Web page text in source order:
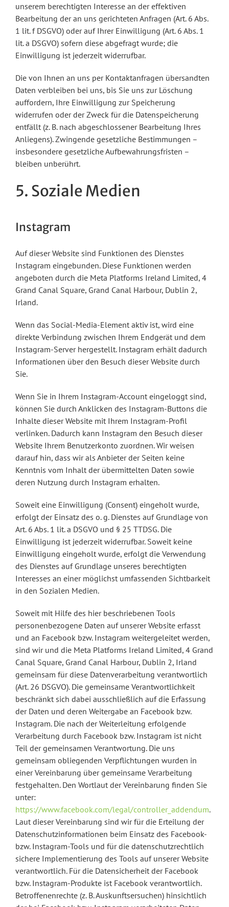
unserem berechtigten Interesse an der effektiven
Bearbeitung der an uns gerichteten Anfragen (Art. 6 Abs.
1 lit. f DSGVO) oder auf Ihrer Einwilligung (Art. 6 Abs. 1
lit. a DSGVO) sofern diese abgefragt wurde; die
Einwilligung ist jederzeit widerrufbar.
Die von Ihnen an uns per Kontaktanfragen übersandten
Daten verbleiben bei uns, bis Sie uns zur Löschung
auffordern, Ihre Einwilligung zur Speicherung
widerrufen oder der Zweck für die Datenspeicherung
entfällt (z. B. nach abgeschlossener Bearbeitung Ihres
Anliegens). Zwingende gesetzliche Bestimmungen –
insbesondere gesetzliche Aufbewahrungsfristen –
bleiben unberührt.
5. Soziale Medien
Instagram
Auf dieser Website sind Funktionen des Dienstes
Instagram eingebunden. Diese Funktionen werden
angeboten durch die Meta Platforms Ireland Limited, 4
Grand Canal Square, Grand Canal Harbour, Dublin 2,
Irland.
Wenn das Social-Media-Element aktiv ist, wird eine
direkte Verbindung zwischen Ihrem Endgerät und dem
Instagram-Server hergestellt. Instagram erhält dadurch
Informationen über den Besuch dieser Website durch
Sie.
Wenn Sie in Ihrem Instagram-Account eingeloggt sind,
können Sie durch Anklicken des Instagram-Buttons die
Inhalte dieser Website mit Ihrem Instagram-Profil
verlinken. Dadurch kann Instagram den Besuch dieser
Website Ihrem Benutzerkonto zuordnen. Wir weisen
darauf hin, dass wir als Anbieter der Seiten keine
Kenntnis vom Inhalt der übermittelten Daten sowie
deren Nutzung durch Instagram erhalten.
Soweit eine Einwilligung (Consent) eingeholt wurde,
erfolgt der Einsatz des o. g. Dienstes auf Grundlage von
Art. 6 Abs. 1 lit. a DSGVO und § 25 TTDSG. Die
Einwilligung ist jederzeit widerrufbar. Soweit keine
Einwilligung eingeholt wurde, erfolgt die Verwendung
des Dienstes auf Grundlage unseres berechtigten
Interesses an einer möglichst umfassenden Sichtbarkeit
in den Sozialen Medien.
Soweit mit Hilfe des hier beschriebenen Tools
personenbezogene Daten auf unserer Website erfasst
und an Facebook bzw. Instagram weitergeleitet werden,
sind wir und die Meta Platforms Ireland Limited, 4 Grand
Canal Square, Grand Canal Harbour, Dublin 2, Irland
gemeinsam für diese Datenverarbeitung verantwortlich
(Art. 26 DSGVO). Die gemeinsame Verantwortlichkeit
beschränkt sich dabei ausschließlich auf die Erfassung
der Daten und deren Weitergabe an Facebook bzw.
Instagram. Die nach der Weiterleitung erfolgende
Verarbeitung durch Facebook bzw. Instagram ist nicht
Teil der gemeinsamen Verantwortung. Die uns
gemeinsam obliegenden Verpflichtungen wurden in
einer Vereinbarung über gemeinsame Verarbeitung
festgehalten. Den Wortlaut der Vereinbarung finden Sie
unter:
https://www.facebook.com/legal/controller_addendum.
Laut dieser Vereinbarung sind wir für die Erteilung der
Datenschutzinformationen beim Einsatz des Facebook-
bzw. Instagram-Tools und für die datenschutzrechtlich
sichere Implementierung des Tools auf unserer Website
verantwortlich. Für die Datensicherheit der Facebook
bzw. Instagram-Produkte ist Facebook verantwortlich.
Betroffenenrechte (z. B. Auskunftsersuchen) hinsichtlich